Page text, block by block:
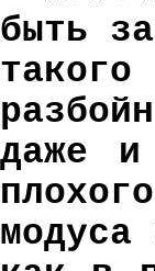
быть
даже